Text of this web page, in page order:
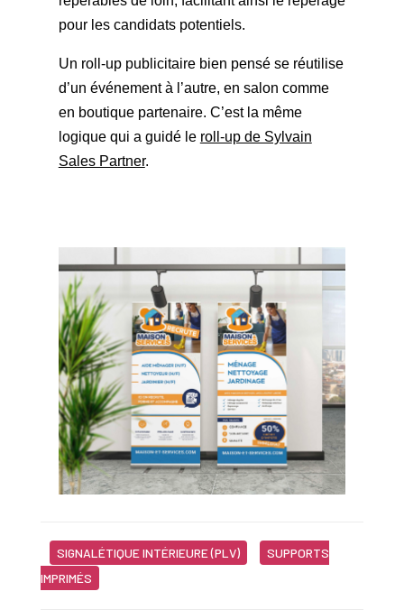
pour les candidats potentiels.
Un roll-up publicitaire bien pensé se réutilise
d’un événement à l’autre, en salon comme
en boutique partenaire. C’est la même
logique qui a guidé le roll-up de Sylvain
Sales Partner.
SIGNALÉTIQUE INTÉRIEURE (PLV)
SUPPORTS
IMPRIMÉS